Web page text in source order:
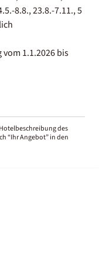
8.8., 23.8.-7.11., 5
1.1.2026 bis
des
“Ihr Angebot” in den